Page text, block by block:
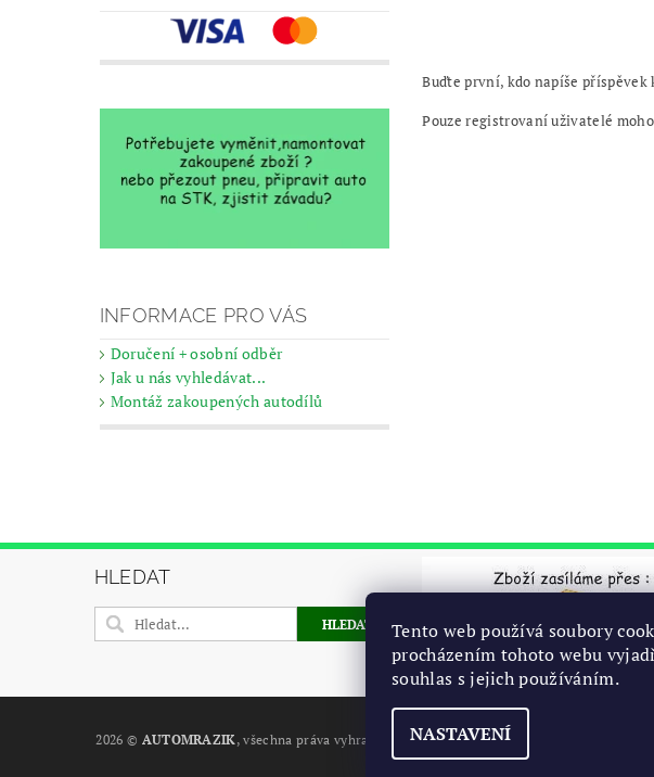
INFORMACE PRO VÁS
Doručení + osobní odběr
Jak u nás vyhledávat...
Montáž zakoupených autodílů
Buďte první, kdo napíše příspěvek
Pouze registrovaní uživatelé
HLEDAT
2026 © AUTOMRAZIK, všechna práva vyhrazena
Tento web používá soubory
procházením tohoto webu
souhlas s jejich používáním.
NASTAVENÍ